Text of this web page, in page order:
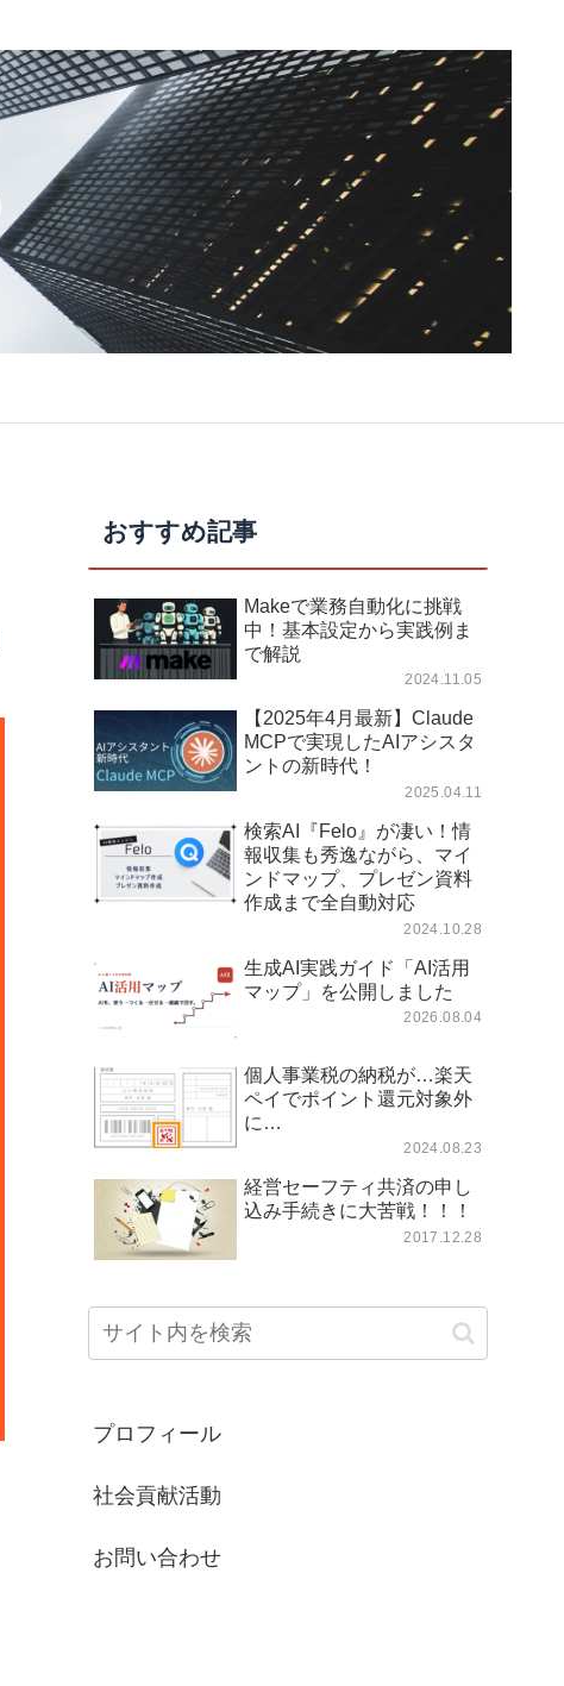
おすすめ記事
Makeで業務自動化に挑戦
中！基本設定から実践例ま
で解説
2024.11.05
【2025年4月最新】Claude
MCPで実現したAIアシスタ
ントの新時代！
2025.04.11
検索AI『Felo』が凄い！情
報収集も秀逸ながら、マイ
ンドマップ、プレゼン資料
作成まで全自動対応
2024.10.28
生成AI実践ガイド「AI活用
マップ」を公開しました
2026.08.04
個人事業税の納税が…楽天
ペイでポイント還元対象外
に…
2024.08.23
経営セーフティ共済の申し
込み手続きに大苦戦！！！
2017.12.28
プロフィール
社会貢献活動
お問い合わせ